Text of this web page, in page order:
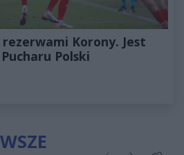
Korony. Jest
Polski